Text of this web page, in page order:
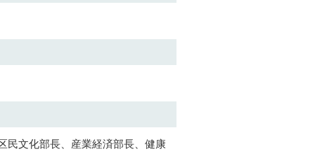
民文化部長、産業経済部長、健康